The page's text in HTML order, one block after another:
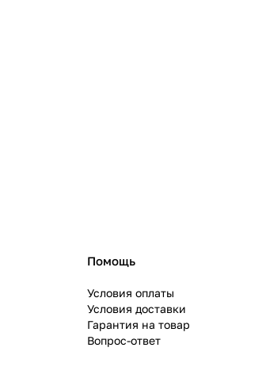
Помощь
Условия оплаты
Условия доставки
Гарантия на товар
Вопрос-ответ